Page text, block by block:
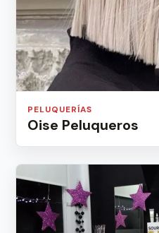
PELUQUERÍAS
Oise Peluqueros